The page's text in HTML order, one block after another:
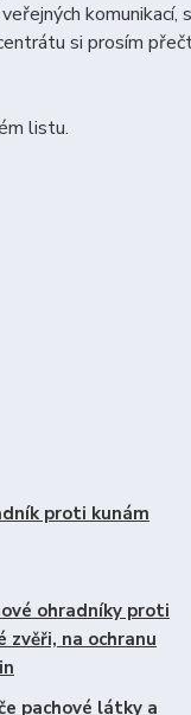
komunikací,
si prosím
listu.
proti kunám
ohradníky proti
zvěři, na ochranu
pachové látky a